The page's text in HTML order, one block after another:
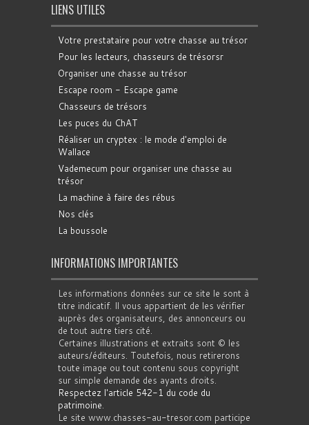
LIENS UTILES
Votre prestataire pour votre chasse au trésor
Pour les lecteurs, chasseurs de trésorsr
Organiser une chasse au trésor
Escape room - Escape game
Chasseurs de trésors
Les puces du ChAT
Réaliser un cryptex : le mode d'emploi de
Wallace
Vademecum pour organiser une chasse au
trésor
La machine à faire des rébus
Nos clés
La boussole
INFORMATIONS IMPORTANTES
Les informations données sur ce site le sont à
titre indicatif. Il vous appartient de les vérifier
auprès des organisateurs, des annonceurs ou
de tout autre tiers cité.
Certaines illustrations et extraits sont © les
auteurs/éditeurs. Toutefois, nous retirerons
toute image ou tout contenu sous copyright
sur simple demande des ayants droits.
Respectez l'article 542-1 du code du
patrimoine.
Le site www.chasses-au-tresor.com participe